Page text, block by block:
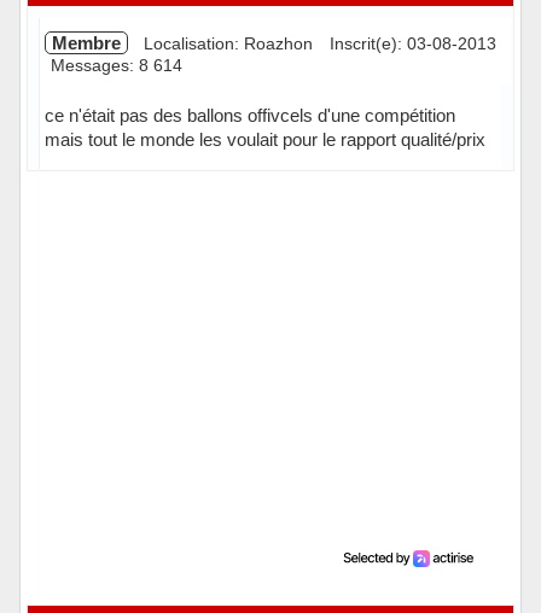
Membre Localisation: Roazhon
Inscrit(e): 03-08-2013
Messages: 8 614
ce n'était pas des ballons offivcels d'une compétition
mais tout le monde les voulait pour le rapport qualité/prix